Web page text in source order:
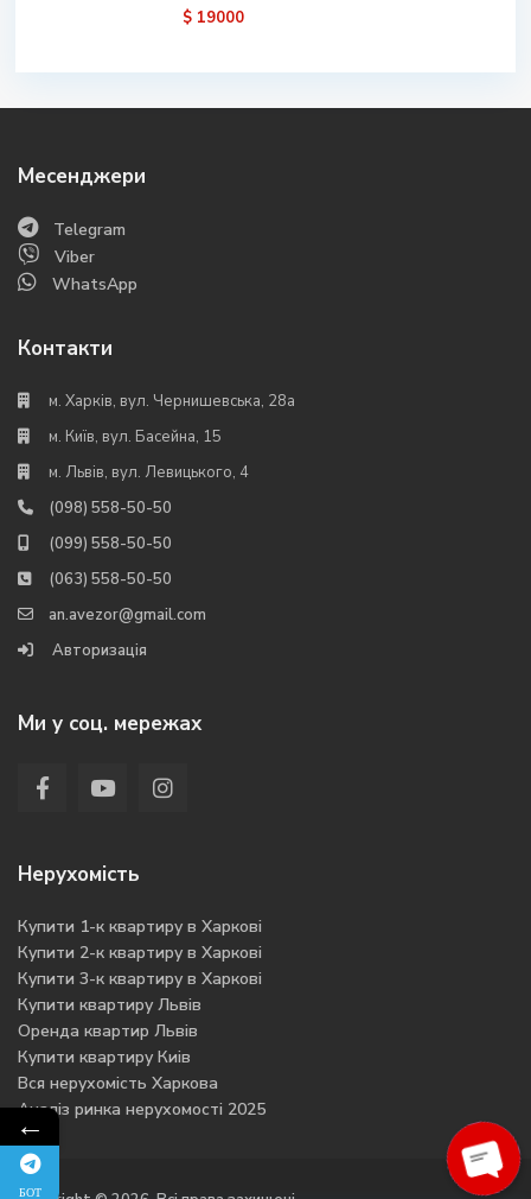
$ 19000
Месенджери
Telegram
Viber
WhatsApp
Контакти
м. Харків, вул. Чернишевська, 28а
м. Київ, вул. Басейна, 15
м. Львів, вул. Левицького, 4
(098) 558-50-50
(099) 558-50-50
(063) 558-50-50
an.avezor@gmail.com
Авторизація
Ми у соц. мережах
Нерухомість
Купити 1-к квартиру в Харкові
Купити 2-к квартиру в Харкові
Купити 3-к квартиру в Харкові
Купити квартиру Львів
Оренда квартир Львів
Купити квартиру Киів
Вся нерухомість Харкова
Аналіз ринка нерухомості 2025
←
БОТ